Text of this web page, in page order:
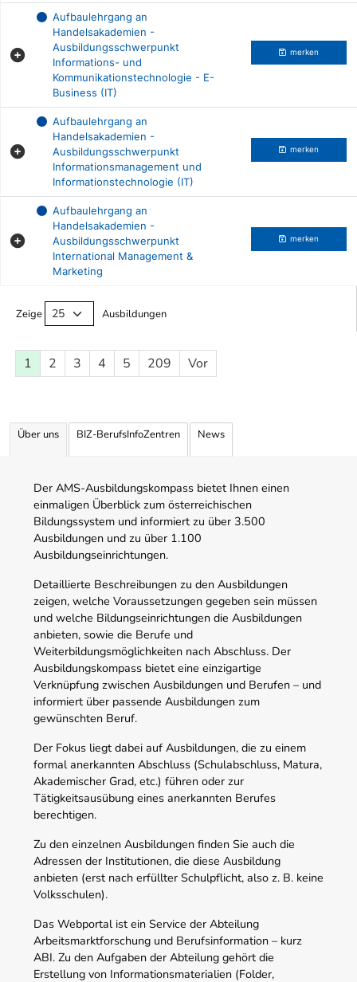
Aufbaulehrgang an
Handelsakademien -
Ausbildungsschwerpunkt
Informations- und
Kommunikationstechnologie - E-
Business (IT)
merken
Aufbaulehrgang an
Handelsakademien -
Ausbildungsschwerpunkt
Informationsmanagement und
Informationstechnologie (IT)
merken
Aufbaulehrgang an
Handelsakademien -
Ausbildungsschwerpunkt
International Management &
Marketing
merken
Zeige Ausbildungen
1 2 3 4 5 209 Vor
Über uns BIZ-BerufsInfoZentren News
Der AMS-Ausbildungskompass bietet Ihnen einen
einmaligen Überblick zum österreichischen
Bildungssystem und informiert zu über 3.500
Ausbildungen und zu über 1.100
Ausbildungseinrichtungen.
Detaillierte Beschreibungen zu den Ausbildungen
zeigen, welche Voraussetzungen gegeben sein müssen
und welche Bildungseinrichtungen die Ausbildungen
anbieten, sowie die Berufe und
Weiterbildungsmöglichkeiten nach Abschluss. Der
Ausbildungskompass bietet eine einzigartige
Verknüpfung zwischen Ausbildungen und Berufen – und
informiert über passende Ausbildungen zum
gewünschten Beruf.
Der Fokus liegt dabei auf Ausbildungen, die zu einem
formal anerkannten Abschluss (Schulabschluss, Matura,
Akademischer Grad, etc.) führen oder zur
Tätigkeitsausübung eines anerkannten Berufes
berechtigen.
Zu den einzelnen Ausbildungen finden Sie auch die
Adressen der Institutionen, die diese Ausbildung
anbieten (erst nach erfüllter Schulpflicht, also z. B. keine
Volksschulen).
Das Webportal ist ein Service der Abteilung
Arbeitsmarktforschung und Berufsinformation – kurz
ABI. Zu den Aufgaben der Abteilung gehört die
Erstellung von Informationsmaterialien (Folder,